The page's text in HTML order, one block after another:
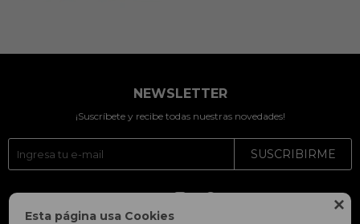

Esta página usa Cookies
NEWSLETTER
¡Suscríbete y recibe todas nuestras novedades!
SUSCRIBIRME